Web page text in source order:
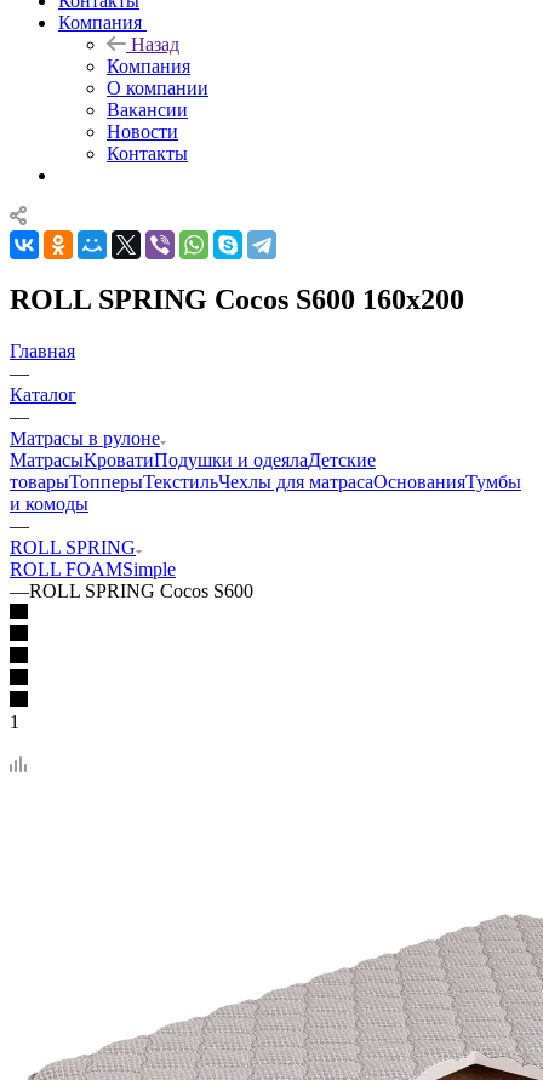
Компания
Назад
Компания
О компании
Вакансии
Новости
Контакты
ROLL SPRING Cocos S600 160x200
Главная
—
Каталог
—
Матрасы в рулоне
МатрасыКроватиПодушки и одеялаДетские
товарыТопперыТекстильЧехлы для матрасаОснованияТумбы
и комоды
—
ROLL SPRING
ROLL FOAMSimple
—ROLL SPRING Cocos S600
1